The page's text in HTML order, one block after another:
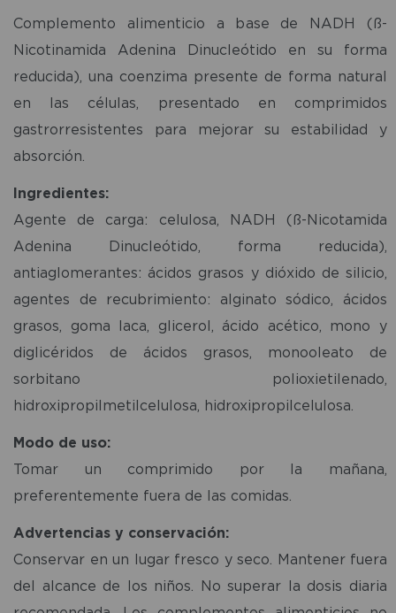
Complemento alimenticio a base de NADH (ß-
Nicotinamida Adenina Dinucleótido en su forma
reducida), una coenzima presente de forma natural
en las células, presentado en comprimidos
gastrorresistentes para mejorar su estabilidad y
absorción.
Ingredientes:
Agente de carga: celulosa, NADH (ß-Nicotamida
Adenina Dinucleótido, forma reducida),
antiaglomerantes: ácidos grasos y dióxido de silicio,
agentes de recubrimiento: alginato sódico, ácidos
grasos, goma laca, glicerol, ácido acético, mono y
diglicéridos de ácidos grasos, monooleato de
sorbitano polioxietilenado,
hidroxipropilmetilcelulosa, hidroxipropilcelulosa.
Modo de uso:
Tomar un comprimido por la mañana,
preferentemente fuera de las comidas.
Advertencias y conservación:
Conservar en un lugar fresco y seco. Mantener fuera
del alcance de los niños. No superar la dosis diaria